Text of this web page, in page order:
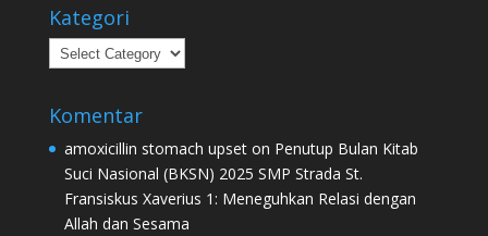
Kategori
Kategori
Komentar
amoxicillin stomach upseton Penutup Bulan Kitab
Suci Nasional (BKSN) 2025 SMP Strada St.
Fransiskus Xaverius 1: Meneguhkan Relasi dengan
Allah dan Sesama